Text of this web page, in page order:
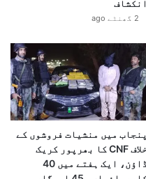
انکشاف
2 گھنٹے ago
پنجاب میں منشیات فروشوں کے
خلاف CNF کا بھرپور کریک
ڈاؤن، ایک ہفتے میں 40